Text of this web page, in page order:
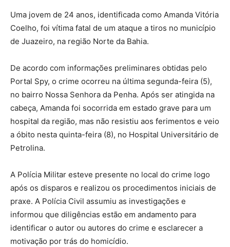
Uma jovem de 24 anos, identificada como Amanda Vitória
Coelho, foi vítima fatal de um ataque a tiros no município
de Juazeiro, na região Norte da Bahia.
De acordo com informações preliminares obtidas pelo
Portal Spy, o crime ocorreu na última segunda-feira (5),
no bairro Nossa Senhora da Penha. Após ser atingida na
cabeça, Amanda foi socorrida em estado grave para um
hospital da região, mas não resistiu aos ferimentos e veio
a óbito nesta quinta-feira (8), no Hospital Universitário de
Petrolina.
A Polícia Militar esteve presente no local do crime logo
após os disparos e realizou os procedimentos iniciais de
praxe. A Polícia Civil assumiu as investigações e
informou que diligências estão em andamento para
identificar o autor ou autores do crime e esclarecer a
motivação por trás do homicídio.